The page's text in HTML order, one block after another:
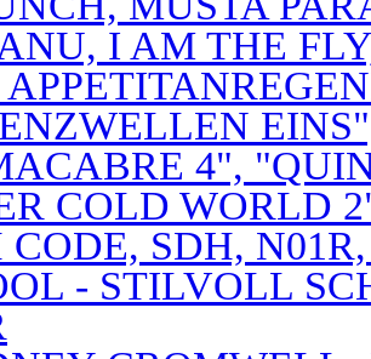
I AM THE
4",
COLD WORLD
CODE, SDH,
- STILVOLL